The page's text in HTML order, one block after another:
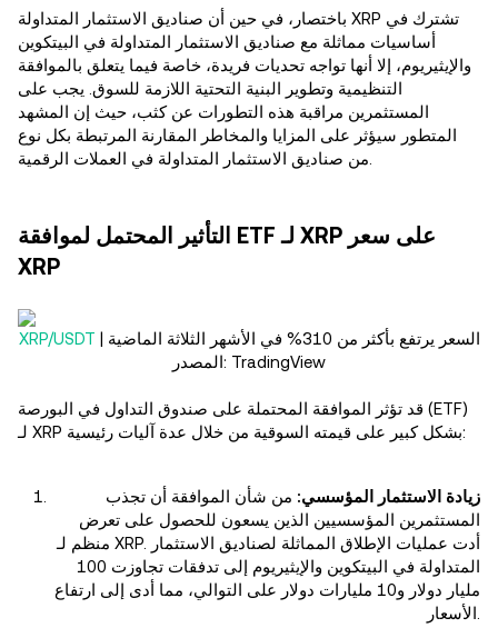
باختصار، في حين أن صناديق الاستثمار المتداولة XRP تشترك في
أساسيات مماثلة مع صناديق الاستثمار المتداولة في البيتكوين
والإيثيريوم، إلا أنها تواجه تحديات فريدة، خاصة فيما يتعلق بالموافقة
التنظيمية وتطوير البنية التحتية اللازمة للسوق. يجب على
المستثمرين مراقبة هذه التطورات عن كثب، حيث إن المشهد
المتطور سيؤثر على المزايا والمخاطر المقارنة المرتبطة بكل نوع
التأثير المحتمل لموافقة ETF لـ XRP على سعر
XRP
XRP/USDT
المصدر: TradingView
قد تؤثر الموافقة المحتملة على صندوق التداول في البورصة (ETF)
لـ XRP بشكل كبير على قيمته السوقية من خلال عدة آليات رئيسية:
زيادة الاستثمار المؤسسي: من شأن الموافقة أن تجذب
المستثمرين المؤسسيين الذين يسعون للحصول على تعرض
منظم لـ XRP. أدت عمليات الإطلاق المماثلة لصناديق الاستثمار
المتداولة في البيتكوين والإيثيريوم إلى تدفقات تجاوزت 100
مليار دولار و10 مليارات دولار على التوالي، مما أدى إلى ارتفاع